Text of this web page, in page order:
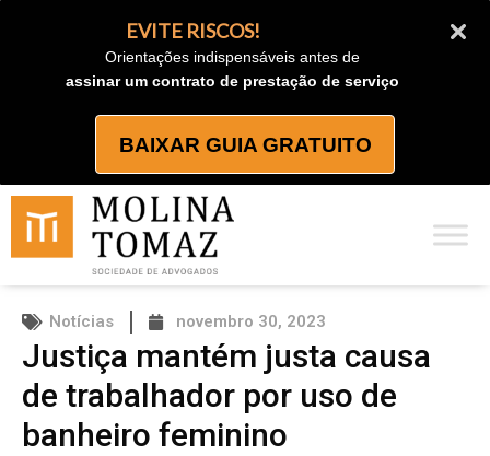
EVITE RISCOS!
Orientações indispensáveis antes de
assinar um contrato de prestação de serviço
BAIXAR GUIA GRATUITO
Notícias novembro 30, 2023
Justiça mantém justa causa
de trabalhador por uso de
banheiro feminino